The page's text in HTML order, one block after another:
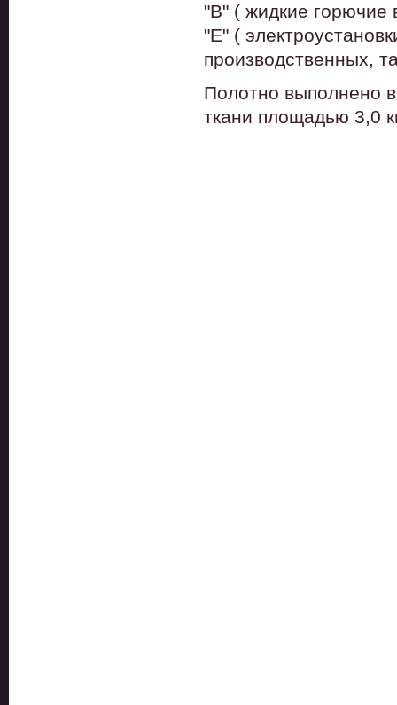
"В" ( жидкие горючие
"Е" (
производственных,
Полотно выполнено
ткани площадью 3,0